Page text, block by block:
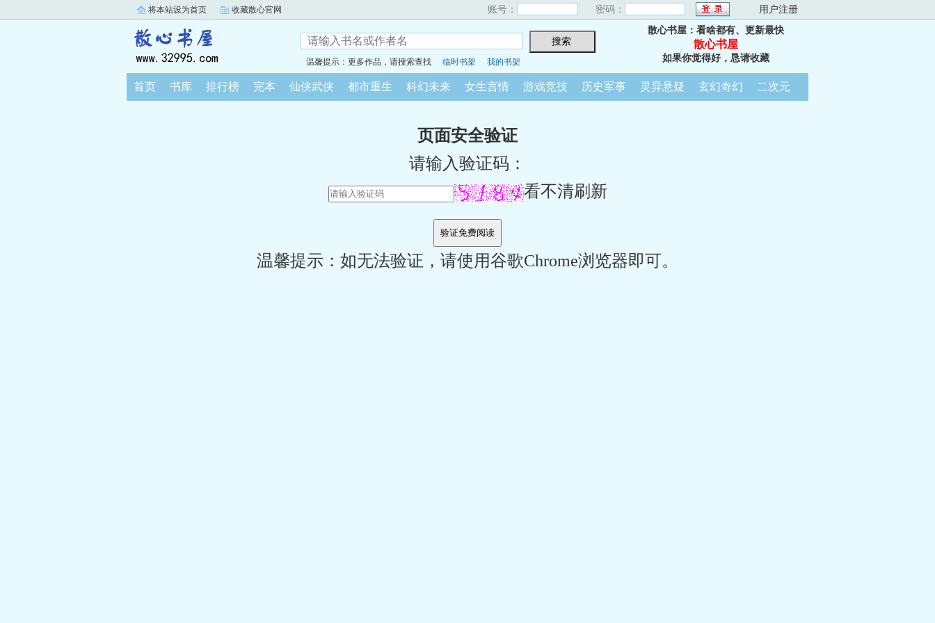
将本站设为首页 收藏散心官网 账号： 密码： 用户注册
温馨提示：更多作品，请搜索查找 临时书架 我的书架
散心书屋：看啥都有、更新最快
散心书屋
如果你觉得好，恳请收藏
首页 书库 排行榜 完本 仙侠武侠 都市重生 科幻未来 女生言情 游戏竞技 历史军事 灵异悬疑 玄幻奇幻 二次元
页面安全验证
请输入验证码：
看不清刷新
温馨提示：如无法验证，请使用谷歌Chrome浏览器即可。